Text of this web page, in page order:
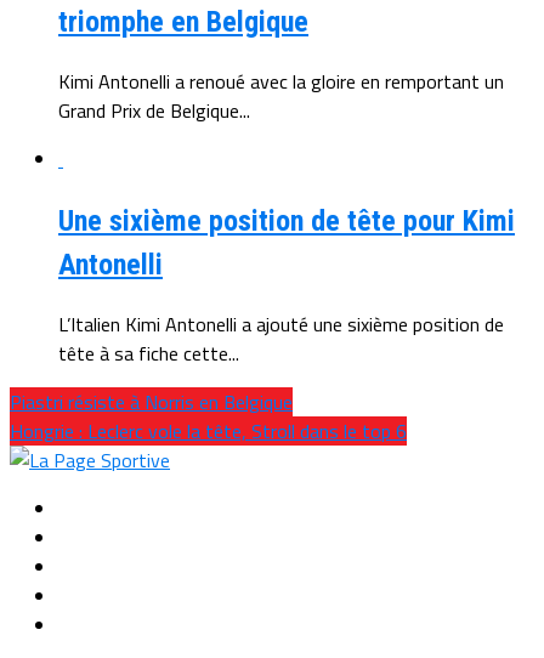
triomphe en Belgique
Kimi Antonelli a renoué avec la gloire en remportant un
Grand Prix de Belgique...
Une sixième position de tête pour Kimi
Antonelli
L’Italien Kimi Antonelli a ajouté une sixième position de
tête à sa fiche cette...
Piastri résiste à Norris en Belgique
Hongrie : Leclerc vole la tête, Stroll dans le top 6